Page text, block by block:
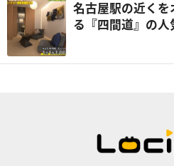
名古屋駅の近く
る『四間道』の